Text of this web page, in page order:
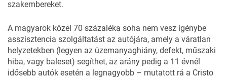
szakembereket.
A magyarok közel 70 százaléka soha nem vesz igénybe
asszisztencia szolgáltatást az autójára, amely a váratlan
helyzetekben (legyen az üzemanyaghiány, defekt, műszaki
hiba, vagy baleset) segíthet, az arány pedig a 11 évnél
idősebb autók esetén a legnagyobb – mutatott rá a Cristo